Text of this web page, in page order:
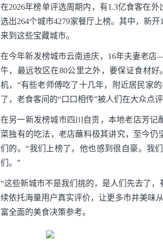
在2026年榜单评选周期内，有1.3亿食客在
选出264个城市4279家餐厅上榜。其中，新
来到这些宝藏城市。
在今年新发榜城市云南迪庆，16年夫妻老
牛，最远牧区在80公里之外，要保证食材
机，“有些老师傅吃了十几年，附近居民家
了，老食客间的“口口相传”被人们在大众点
在另一新发榜城市四川自贡，本地老店芳记
菜独有的吃法，老店蘸料极其讲究，至今
们的。“我们上榜了，他也感到很自豪。我
们。”
“这些新城市不是我们挑的，是人们先去了
续依托海量用户真实评价，让更多市井美味
富全面的美食决策参考。